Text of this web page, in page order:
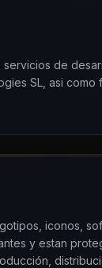
de
SL, asi como
iconos,
y estan